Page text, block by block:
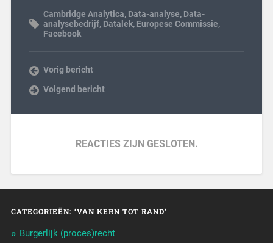
Cambridge Analytica, Data-analyse, Data-
analysebedrijf, Datalek, Europese Commissie,
Facebook
Vorig bericht
Volgend bericht
REACTIES ZIJN GESLOTEN.
CATEGORIEËN: ‘VAN KERN TOT RAND’
Burgerlijk (proces)recht